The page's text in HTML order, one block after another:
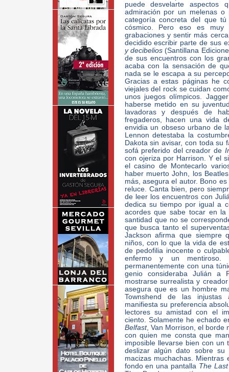
puede desvelarte
admiración por un melenas
categoría concreta del que
cósmico. Pero eso es muy
grabaciones y sentir más
decidido escribir parte de sus
y decibelios(Santillana
de sus encuentros con los
acaba con la sensación de
nada se le escapa a su
Gracias a estas páginas he
viejales del rock se cuidan
unos juegos olímpicos.
haberse metido en su
lavadoras y después de
fregaderos, hacen una vida
envidia un obseso urbano de
Lennon detestaba la
Dakota sin avisar, con toda su
sofá preferido del creador de
con ojeriza por Harrison. Y el
el casino de Montecarlo
haber muerto John, los
más, asegura el autor. Bono
reluce. Canta bien, pero
de leer los encuentros con
dedica su tiempo por igual a
acordes que sabe tocar en
santidad que no se
que busca tanto el
Jackson afirma que siempre
niños, con lo que la vida de
de pedofilia inocente o
enfermo y un
permanentemente con una
genio consideraba Julián a
mostrarse surrealista y
asegura que es un hombre
Townshend de las injustas
manifiesta su preferencia
lectores su amistad con el
ciento. Solamente he echado
Belfast, Van Morrison, el borde
con quien me consta que
imposible llevarse bien con
deslizar algún dato sobre
macizas muchachas.
fondo en una pantalla The